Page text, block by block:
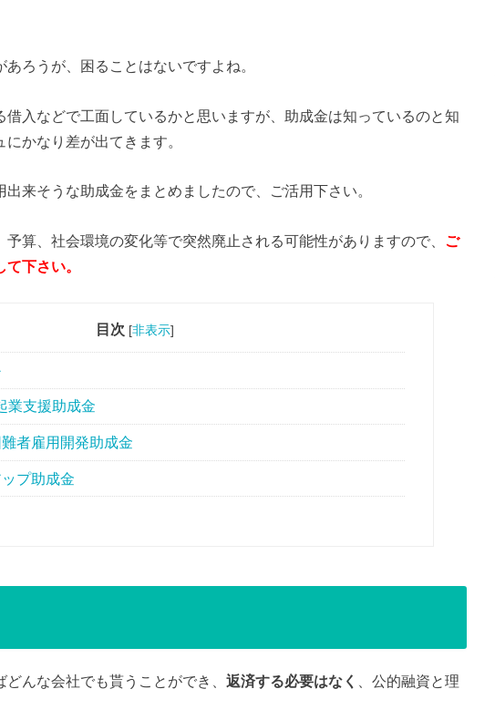
ろうが、困ることはないですよね。
借入などで工面しているかと思いますが、助成金は知っているのと知
かなり差が出てきます。
来そうな助成金をまとめましたので、ご活用下さい。
算、社会環境の変化等で突然廃止される可能性がありますので、
ご
下さい。
目次 [非表示]
業支援助成金
者雇用開発助成金
プ助成金
んな会社でも貰うことができ、 返済する必要はなく
、公的融資と理